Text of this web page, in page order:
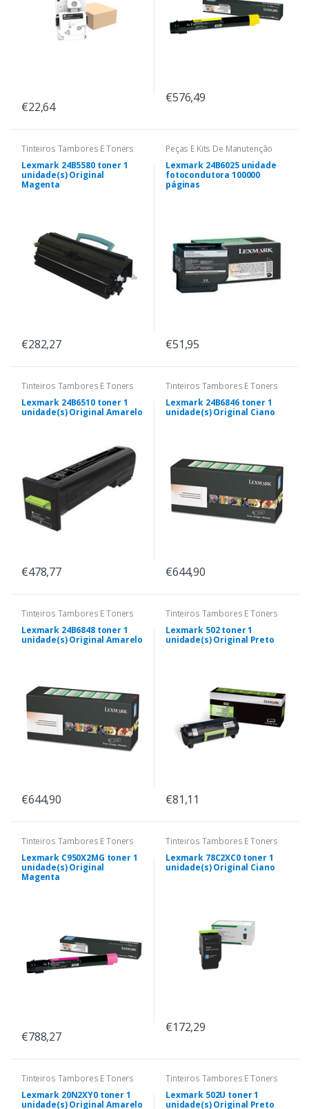
€22,64
€576,49
Tinteiros Tambores E Toners
Lexmark 24B5580 toner 1
unidade(s) Original
Magenta
€282,27
Peças E Kits De Manutenção
Lexmark 24B6025 unidade
fotocondutora 100000
páginas
€51,95
Tinteiros Tambores E Toners
Lexmark 24B6510 toner 1
unidade(s) Original Amarelo
€478,77
Tinteiros Tambores E Toners
Lexmark 24B6846 toner 1
unidade(s) Original Ciano
€644,90
Tinteiros Tambores E Toners
Lexmark 24B6848 toner 1
unidade(s) Original Amarelo
€644,90
Tinteiros Tambores E Toners
Lexmark 502 toner 1
unidade(s) Original Preto
€81,11
Tinteiros Tambores E Toners
Lexmark C950X2MG toner 1
unidade(s) Original
Magenta
€788,27
Tinteiros Tambores E Toners
Lexmark 78C2XC0 toner 1
unidade(s) Original Ciano
€172,29
Tinteiros Tambores E Toners
Lexmark 20N2XY0 toner 1
unidade(s) Original Amarelo
Tinteiros Tambores E Toners
Lexmark 502U toner 1
unidade(s) Original Preto